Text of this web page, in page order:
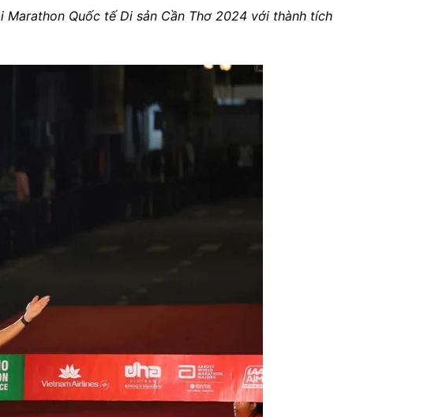
Quốc tế Di sản Cần Thơ 2024 với thành tích